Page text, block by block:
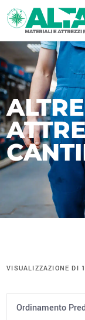
ALTRE
VISUALIZZAZIONE DI
Ordinamento